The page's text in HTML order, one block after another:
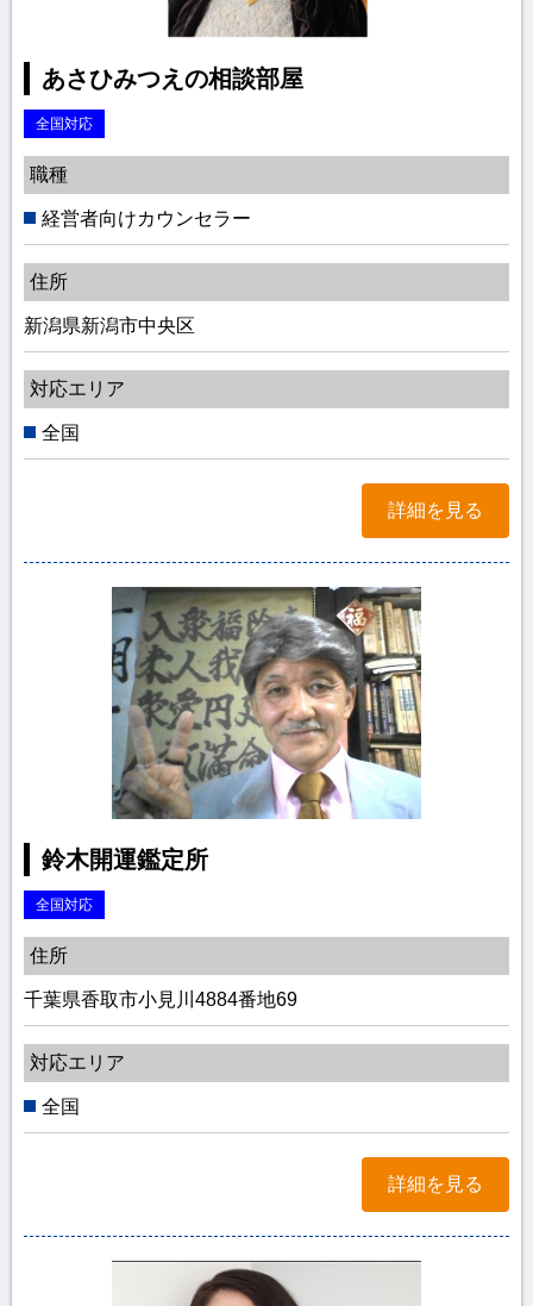
あさひみつえの相談部屋
全国対応
職種
経営者向けカウンセラー
住所
新潟県新潟市中央区
対応エリア
全国
詳細を見る
鈴木開運鑑定所
全国対応
住所
千葉県香取市小見川4884番地69
対応エリア
全国
詳細を見る